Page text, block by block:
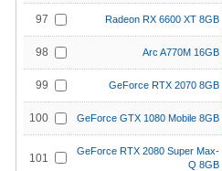
97 Radeon RX 6600 XT 8GB
98 Arc A770M 16GB
99 GeForce RTX 2070 8GB
100 GeForce GTX 1080 Mobile 8GB
101
GeForce RTX 2080 Super Max-
Q 8GB